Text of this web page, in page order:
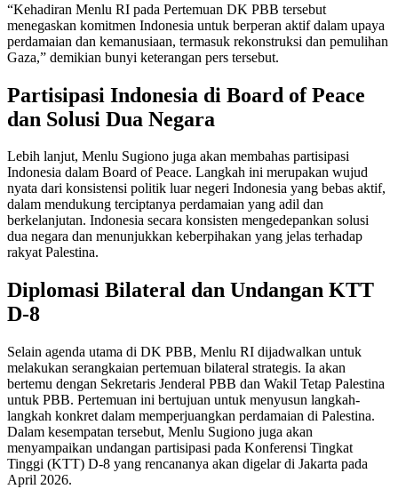
“Kehadiran Menlu RI pada Pertemuan DK PBB tersebut
menegaskan komitmen Indonesia untuk berperan aktif dalam upaya
perdamaian dan kemanusiaan, termasuk rekonstruksi dan pemulihan
Gaza,” demikian bunyi keterangan pers tersebut.
Partisipasi Indonesia di Board of Peace
dan Solusi Dua Negara
Lebih lanjut, Menlu Sugiono juga akan membahas partisipasi
Indonesia dalam Board of Peace. Langkah ini merupakan wujud
nyata dari konsistensi politik luar negeri Indonesia yang bebas aktif,
dalam mendukung terciptanya perdamaian yang adil dan
berkelanjutan. Indonesia secara konsisten mengedepankan solusi
dua negara dan menunjukkan keberpihakan yang jelas terhadap
rakyat Palestina.
Diplomasi Bilateral dan Undangan KTT
D-8
Selain agenda utama di DK PBB, Menlu RI dijadwalkan untuk
melakukan serangkaian pertemuan bilateral strategis. Ia akan
bertemu dengan Sekretaris Jenderal PBB dan Wakil Tetap Palestina
untuk PBB. Pertemuan ini bertujuan untuk menyusun langkah-
langkah konkret dalam memperjuangkan perdamaian di Palestina.
Dalam kesempatan tersebut, Menlu Sugiono juga akan
menyampaikan undangan partisipasi pada Konferensi Tingkat
Tinggi (KTT) D-8 yang rencananya akan digelar di Jakarta pada
April 2026.